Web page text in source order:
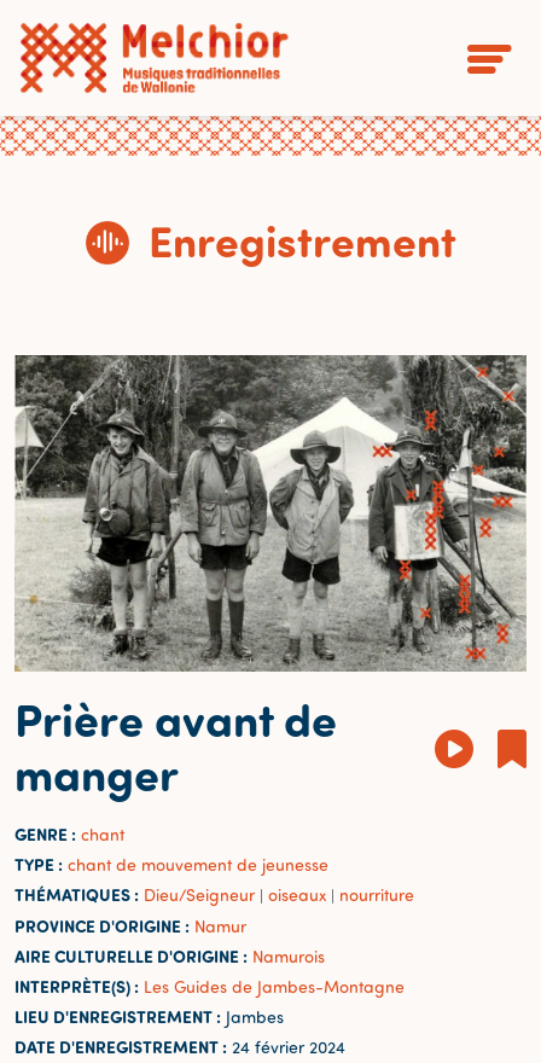
Enregistrement
Prière avant de
manger
GENRE : chant
TYPE : chant de mouvement de jeunesse
THÉMATIQUES : Dieu/Seigneur | oiseaux | nourriture
PROVINCE D'ORIGINE : Namur
AIRE CULTURELLE D'ORIGINE : Namurois
INTERPRÈTE(S) : Les Guides de Jambes-Montagne
LIEU D'ENREGISTREMENT : Jambes
DATE D'ENREGISTREMENT : 24 février 2024